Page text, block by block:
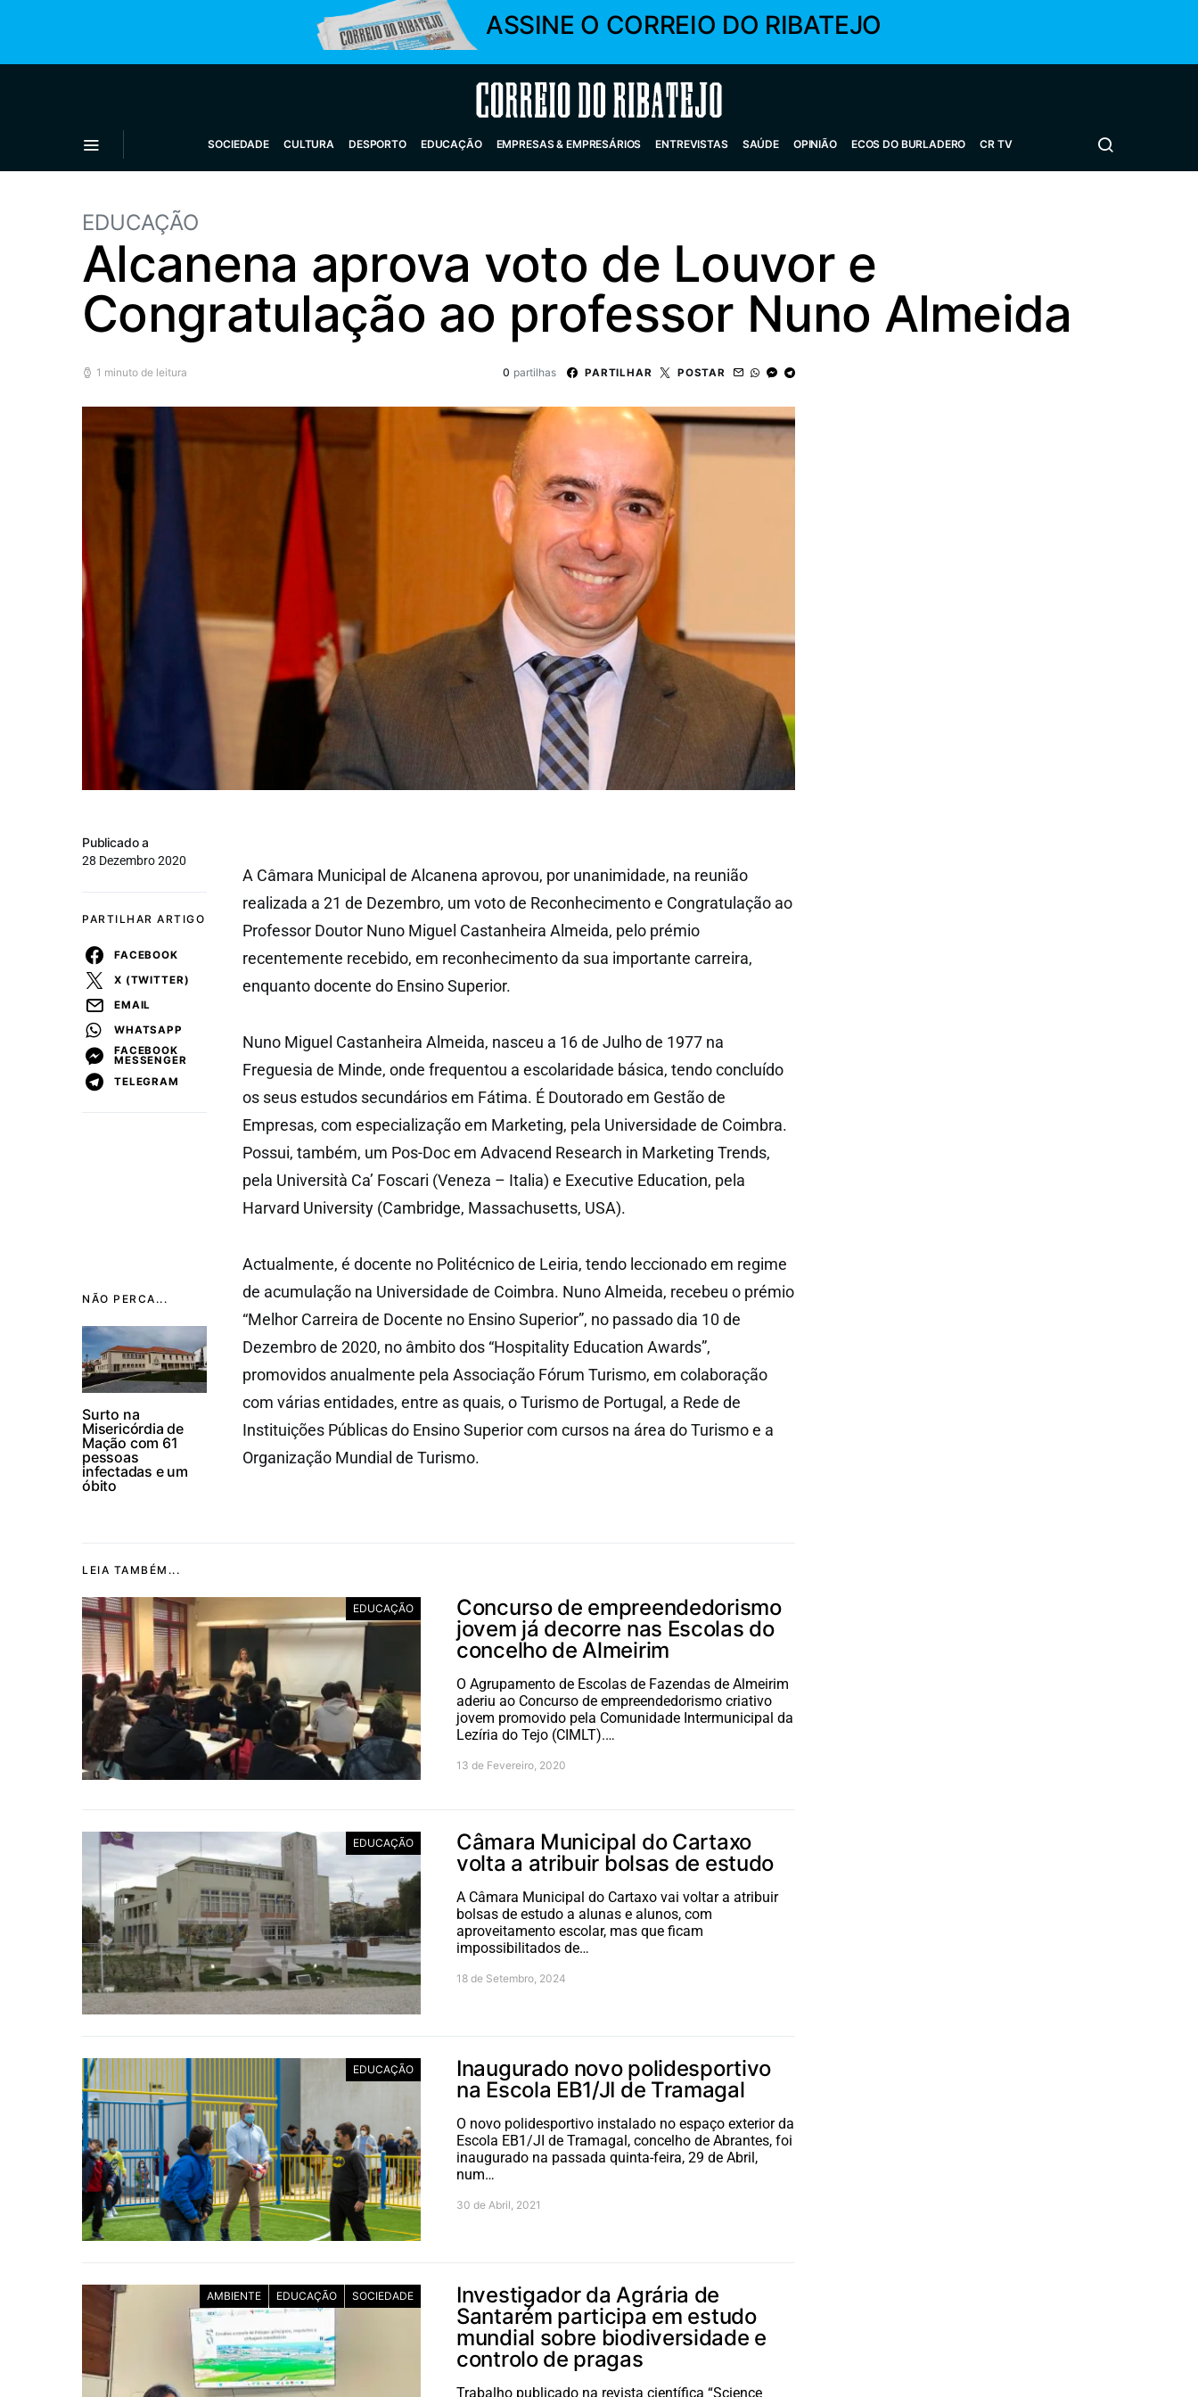
ASSINE O CORREIO DO RIBATEJO
Correio do Ribatejo
SOCIEDADE CULTURA DESPORTO EDUCAÇÃO EMPRESAS & EMPRESÁRIOS ENTREVISTAS SAÚDE OPINIÃO ECOS DO BURLADERO CR TV
EDUCAÇÃO
Alcanena aprova voto de Louvor e
Congratulação ao professor Nuno Almeida
1 minuto de leitura 0 partilhas PARTILHAR POSTAR
NÃO PERCA...
Surto na
Misericórdia de
Mação com 61
pessoas
infectadas e um
óbito
Publicado a
28 Dezembro 2020
PARTILHAR ARTIGO
FACEBOOK
X (TWITTER)
EMAIL
WHATSAPP
FACEBOOK
MESSENGER
TELEGRAM
A Câmara Municipal de Alcanena aprovou, por unanimidade, na reunião
realizada a 21 de Dezembro, um voto de Reconhecimento e Congratulação ao
Professor Doutor Nuno Miguel Castanheira Almeida, pelo prémio
recentemente recebido, em reconhecimento da sua importante carreira,
enquanto docente do Ensino Superior.
Nuno Miguel Castanheira Almeida, nasceu a 16 de Julho de 1977 na
Freguesia de Minde, onde frequentou a escolaridade básica, tendo concluído
os seus estudos secundários em Fátima. É Doutorado em Gestão de
Empresas, com especialização em Marketing, pela Universidade de Coimbra.
Possui, também, um Pos-Doc em Advacend Research in Marketing Trends,
pela Università Ca’ Foscari (Veneza – Italia) e Executive Education, pela
Harvard University (Cambridge, Massachusetts, USA).
Actualmente, é docente no Politécnico de Leiria, tendo leccionado em regime
de acumulação na Universidade de Coimbra. Nuno Almeida, recebeu o prémio
“Melhor Carreira de Docente no Ensino Superior”, no passado dia 10 de
Dezembro de 2020, no âmbito dos “Hospitality Education Awards”,
promovidos anualmente pela Associação Fórum Turismo, em colaboração
com várias entidades, entre as quais, o Turismo de Portugal, a Rede de
Instituições Públicas do Ensino Superior com cursos na área do Turismo e a
Organização Mundial de Turismo.
LEIA TAMBÉM...
EDUCAÇÃO
Concurso de empreendedorismo
jovem já decorre nas Escolas do
concelho de Almeirim
O Agrupamento de Escolas de Fazendas de Almeirim
aderiu ao Concurso de empreendedorismo criativo
jovem promovido pela Comunidade Intermunicipal da
Lezíria do Tejo (CIMLT).…
13 de Fevereiro, 2020
EDUCAÇÃO
Câmara Municipal do Cartaxo
volta a atribuir bolsas de estudo
A Câmara Municipal do Cartaxo vai voltar a atribuir
bolsas de estudo a alunas e alunos, com
aproveitamento escolar, mas que ficam
impossibilitados de…
18 de Setembro, 2024
EDUCAÇÃO
Inaugurado novo polidesportivo
na Escola EB1/JI de Tramagal
O novo polidesportivo instalado no espaço exterior da
Escola EB1/JI de Tramagal, concelho de Abrantes, foi
inaugurado na passada quinta-feira, 29 de Abril,
num…
30 de Abril, 2021
AMBIENTE EDUCAÇÃO SOCIEDADE
Investigador da Agrária de
Santarém participa em estudo
mundial sobre biodiversidade e
controlo de pragas
Trabalho publicado na revista científica “Science